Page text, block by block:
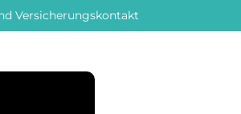
Versicherungskontakt